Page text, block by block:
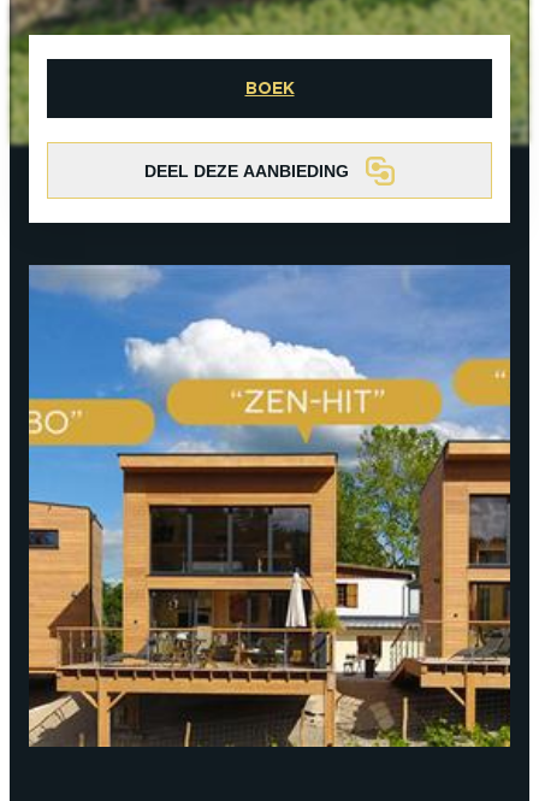
Koppel Levensgenieter Met de familie In een groep
Solo Levensgenieter Met de familie
BOEK
DEEL DEZE AANBIEDING